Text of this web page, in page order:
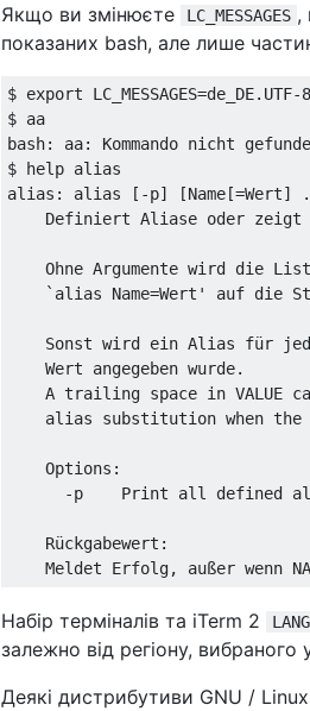
Якщо ви змінюєте LC_MESSAGES ,
показаних bash, але лише
$ export LC_MESSAGES=de_DE. UTF-8
$ aa
bash: aa: Kommando nicht
$ help alias
alias : alias [-p] [Name[=Wert]
Definiert Aliase oder zeigt
Ohne Argumente wird die
`alias Name=Wert' auf die
Sonst wird ein Alias für
    Wert angegeben wurde.
A trailing space in VALUE
alias substitution when the
    Options:
-p    Print all defined
    Rückgabewert:
Meldet Erfolg, außer wenn
Набір терміналів та iTerm 2 LANG
залежно від регіону,
Деякі дистрибутиви GNU /